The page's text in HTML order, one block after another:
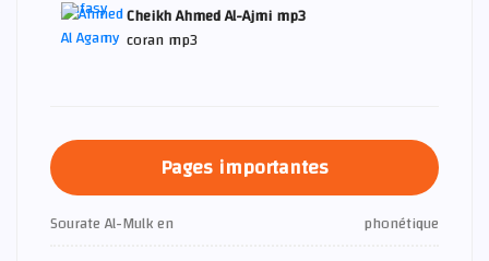
Cheikh Ahmed Al-Ajmi mp3
coran mp3
Pages importantes
Sourate Al-Mulk en
phonétique